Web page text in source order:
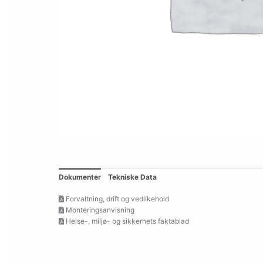
Dokumenter Tekniske Data
Forvaltning, drift og vedlikehold
Monteringsanvisning
Helse-, miljø- og sikkerhets faktablad